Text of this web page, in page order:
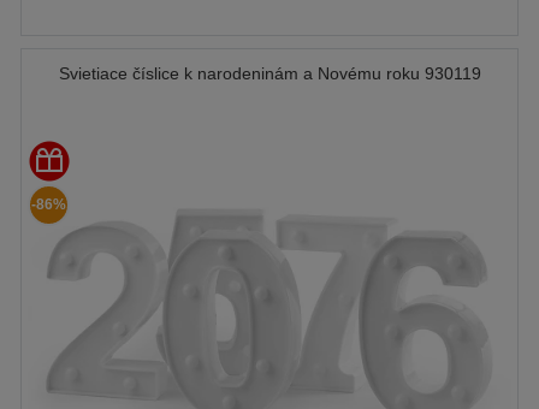
Svietiace číslice k narodeninám a Novému roku 930119
-86%